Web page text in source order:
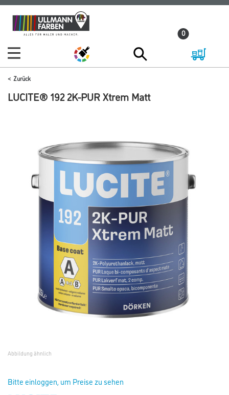
Zum
Inhalt
Zum
Navigationsmenü
0
Zurück
LUCITE® 192 2K-PUR Xtrem Matt
Abbildung ähnlich
Bitte einloggen, um Preise zu sehen